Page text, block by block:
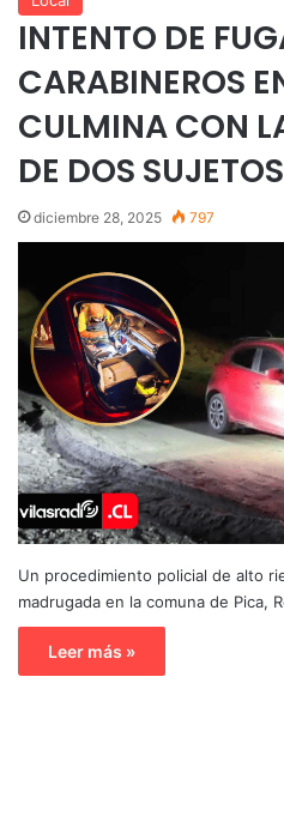
INTENTO DE
CARABINEROS
CULMINA CON
DE DOS SUJETOS
diciembre 28, 2025 797
Un procedimiento policial de alto
madrugada en la comuna de Pica,
Leer más »